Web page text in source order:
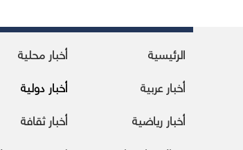
الرئيسية أخبار محلية
أخبار عربية
أخبار دولية
أخبار رياضية
أخبار ثقافة